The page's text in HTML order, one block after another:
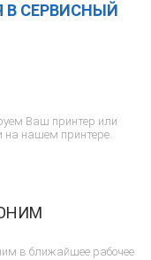
В СЕРВИСНЫЙ
Ваш принтер или
на нашем принтере.
в ближайшее рабочее